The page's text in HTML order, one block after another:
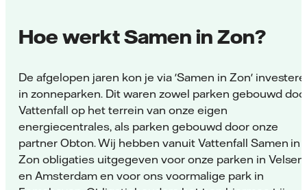
Hoe werkt Samen in Zon?
De afgelopen jaren kon je via 'Samen in Zon'
in zonneparken. Dit waren zowel parken gebouwd
Vattenfall op het terrein van onze eigen
energiecentrales, als parken gebouwd door onze
partner Obton. Wij hebben vanuit Vattenfall Samen in
Zon obligaties uitgegeven voor onze parken in Velsen
en Amsterdam en voor ons voormalige park in